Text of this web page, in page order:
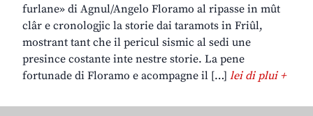
furlane» di Agnul/Angelo Floramo al ripasse in mût
clâr e cronologjic la storie dai taramots in Friûl,
mostrant tant che il pericul sismic al sedi une
presince costante inte nestre storie. La pene
fortunade di Floramo e acompagne il […] lei di plui +